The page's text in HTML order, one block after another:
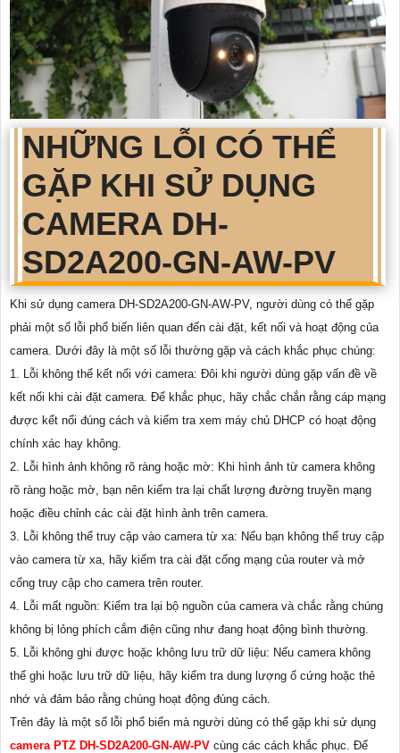
NHỮNG LỖI CÓ THỂ
GẶP KHI SỬ DỤNG
CAMERA DH-
SD2A200-GN-AW-PV
Khi sử dụng camera DH-SD2A200-GN-AW-PV, người dùng có thể gặp
phải một số lỗi phổ biến liên quan đến cài đặt, kết nối và hoạt động của
camera. Dưới đây là một số lỗi thường gặp và cách khắc phục chúng:
1. Lỗi không thể kết nối với camera: Đôi khi người dùng gặp vấn đề về
kết nối khi cài đặt camera. Để khắc phục, hãy chắc chắn rằng cáp mạng
được kết nối đúng cách và kiểm tra xem máy chủ DHCP có hoạt động
chính xác hay không.
2. Lỗi hình ảnh không rõ ràng hoặc mờ: Khi hình ảnh từ camera không
rõ ràng hoặc mờ, bạn nên kiểm tra lại chất lượng đường truyền mạng
hoặc điều chỉnh các cài đặt hình ảnh trên camera.
3. Lỗi không thể truy cập vào camera từ xa: Nếu bạn không thể truy cập
vào camera từ xa, hãy kiểm tra cài đặt cổng mạng của router và mở
cổng truy cập cho camera trên router.
4. Lỗi mất nguồn: Kiểm tra lại bộ nguồn của camera và chắc rằng chúng
không bị lỏng phích cắm điện cũng như đang hoạt động bình thường.
5. Lỗi không ghi được hoặc không lưu trữ dữ liệu: Nếu camera không
thể ghi hoặc lưu trữ dữ liệu, hãy kiểm tra dung lượng ổ cứng hoặc thẻ
nhớ và đảm bảo rằng chúng hoạt động đúng cách.
Trên đây là một số lỗi phổ biến mà người dùng có thể gặp khi sử dụng
camera PTZ DH-SD2A200-GN-AW-PV cùng các cách khắc phục. Để